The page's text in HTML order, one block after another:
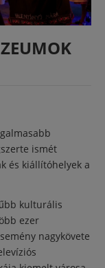
ismét
és kiállítóhelyek a
kulturális
ezer
nagykövete